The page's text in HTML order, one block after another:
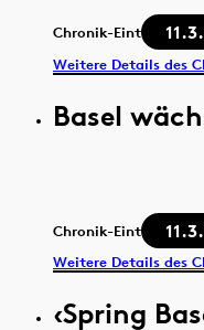
Chronik-Eintrag
Weitere Details des
Basel
Chronik-Eintrag
Weitere Details des
‹Spring